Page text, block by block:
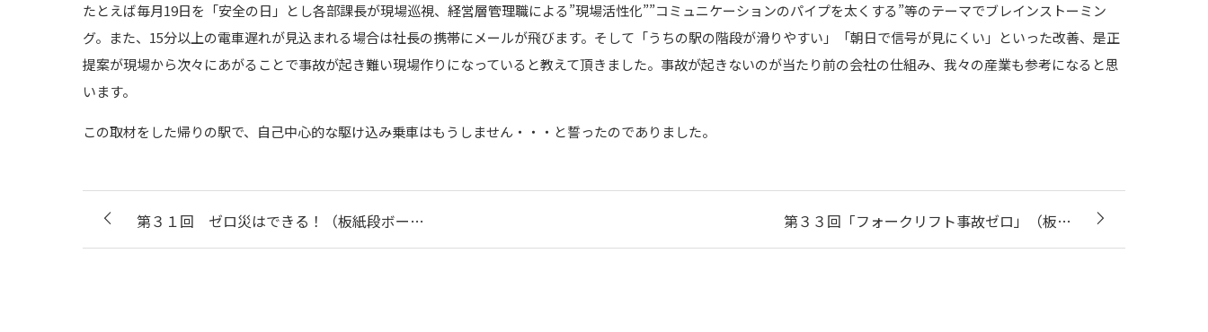
たとえば毎月19日を「安全の日」とし各部課長が現場巡視、経営層管理職による”現場活性化””コミュニケーションのパイプを太くする”等のテーマでブレインストーミン
グ。また、15分以上の電車遅れが見込まれる場合は社長の携帯にメールが飛びます。そして「うちの駅の階段が滑りやすい」「朝日で信号が見にくい」といった改善、是正
提案が現場から次々にあがることで事故が起き難い現場作りになっていると教えて頂きました。事故が起きないのが当たり前の会社の仕組み、我々の産業も参考になると思
います。
この取材をした帰りの駅で、自己中心的な駆け込み乗車はもうしません・・・と誓ったのでありました。
第３１回 ゼロ災はできる！（板紙段ボー… 第３３回「フォークリフト事故ゼロ」（板…